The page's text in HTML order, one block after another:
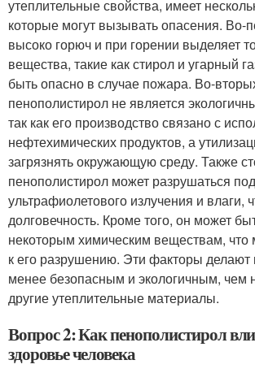
утеплительные свойства, имеет
которые могут вызывать опасения. Во-
высоко горюч и при горении выделяет
вещества, такие как стирол и угарный
быть опасно в случае пожара. Во-
пенополистирол не является
так как его производство связано с
нефтехимических продуктов, а
загрязнять окружающую среду. Также
пенополистирол может разрушаться
ультрафиолетового излучения и влаги,
долговечность. Кроме того, он может
некоторым химическим веществам, что
к его разрушению. Эти факторы делают
менее безопасным и экологичным, чем
другие утеплительные материалы.
Вопрос 2: Как пенополистирол
здоровье человека